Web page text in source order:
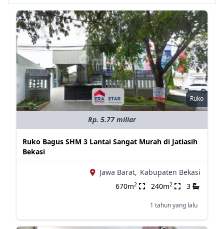
Ruko
Rp. 5.77 miliar
Ruko Bagus SHM 3 Lantai Sangat Murah di Jatiasih
Bekasi
Jawa Barat, Kabupaten Bekasi
670m2 240m2 3
1 tahun yang lalu